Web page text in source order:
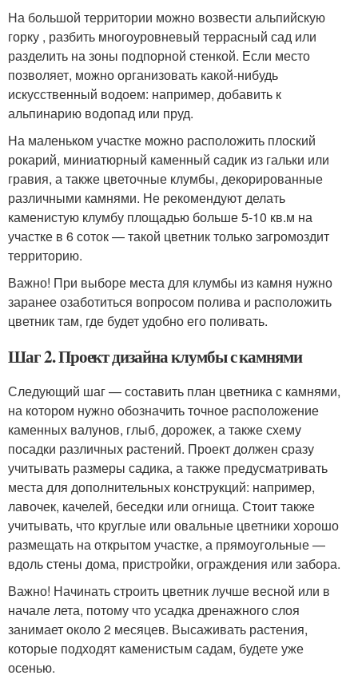
На большой территории можно возвести альпийскую
горку , разбить многоуровневый террасный сад или
разделить на зоны подпорной стенкой. Если место
позволяет, можно организовать какой-нибудь
искусственный водоем: например, добавить к
альпинарию водопад или пруд.
На маленьком участке можно расположить плоский
рокарий, миниатюрный каменный садик из гальки или
гравия, а также цветочные клумбы, декорированные
различными камнями. Не рекомендуют делать
каменистую клумбу площадью больше 5-10 кв.м на
участке в 6 соток — такой цветник только загромоздит
территорию.
Важно! При выборе места для клумбы из камня нужно
заранее озаботиться вопросом полива и расположить
цветник там, где будет удобно его поливать.
Шаг 2. Проект дизайна клумбы с камнями
Следующий шаг — составить план цветника с камнями,
на котором нужно обозначить точное расположение
каменных валунов, глыб, дорожек, а также схему
посадки различных растений. Проект должен сразу
учитывать размеры садика, а также предусматривать
места для дополнительных конструкций: например,
лавочек, качелей, беседки или огнища. Стоит также
учитывать, что круглые или овальные цветники хорошо
размещать на открытом участке, а прямоугольные —
вдоль стены дома, пристройки, ограждения или забора.
Важно! Начинать строить цветник лучше весной или в
начале лета, потому что усадка дренажного слоя
занимает около 2 месяцев. Высаживать растения,
которые подходят каменистым садам, будете уже
осенью.